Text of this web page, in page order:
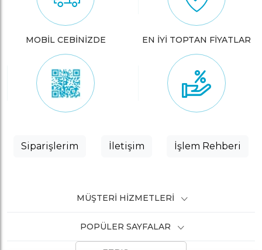
MOBİL CEBİNİZDE EN İYİ TOPTAN FİYATLAR
Siparişlerim İletişim İşlem Rehberi
MÜŞTERI HIZMETLERI
POPÜLER SAYFALAR